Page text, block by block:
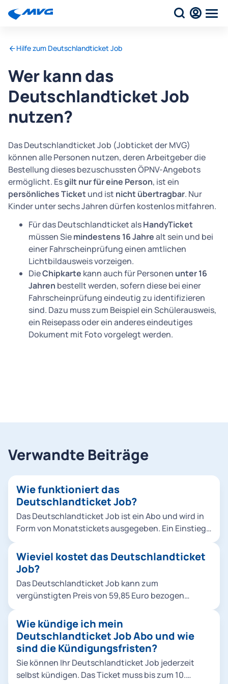
Hilfe zum Deutschlandticket Job
Wer kann das
Deutschlandticket Job
nutzen?
Das Deutschlandticket Job (Jobticket der MVG)
können alle Personen nutzen, deren Arbeitgeber die
Bestellung dieses bezuschussten ÖPNV-Angebots
ermöglicht. Esgilt nur für eine Person, ist ein
persönliches Ticketund ist nicht übertragbar. Nur
Kinder unter sechs Jahren dürfen kostenlos mitfahren.
Für das Deutschlandticket alsHandyTicket
müssen Siemindestens 16 Jahrealt sein und bei
einer Fahrscheinprüfung einen amtlichen
Lichtbildausweis vorzeigen.
DieChipkarte kann auch für Personen unter 16
Jahren bestellt werden, sofern diese bei einer
Fahrscheinprüfung eindeutig zu identifizieren
sind. Dazu muss zum Beispiel ein Schülerausweis,
ein Reisepass oder ein anderes eindeutiges
Dokument mit Foto vorgelegt werden.
Verwandte Beiträge
Wie funktioniert das
Deutschlandticket Job?
Das Deutschlandticket Job ist ein Abo und wird in
Form von Monatstickets ausgegeben. Ein Einstieg
Deutschlandticket Job-Abo ist ein unbefristetes
Abo, das automatisch monatlich verlängert wird,
eines Monats erfolgt. Zuschüsse für den
öffentlichen Verkehr: Das Ticket ist bundesweit im
Stadt- und Regionalbusse, U-Bahnen, Trambahnen
und Regionalzüge (2. Klasse). Im DB-Fernverkehr
(z.B. IC, EC und ICE), in Fernbussen und bei
Anbietern wie FlixTrain kann das Ticket nicht
genutzt werden.
Wieviel kostet das Deutschlandticket
Job?
Das Deutschlandticket Job kann zum
vergünstigten Preis von 59,85 Euro bezogen
entspricht einem Rabatt von 5%. Voraussetzung
für das vergünstigte Angebot ist, dass der
Arbeitgeber mindestens 25% der regulären Kosten
übernimmt (mindestens 15,75 Euro pro Ticket).
Deutschlandticketzuschuss: Das
Deutschlandticket Job kostet für
Wie kündige ich mein
Deutschlandticket Job Abo und wie
sind die Kündigungsfristen?
Sie können Ihr Deutschlandticket Job jederzeit
selbst kündigen. Das Ticket muss bis zum 10.